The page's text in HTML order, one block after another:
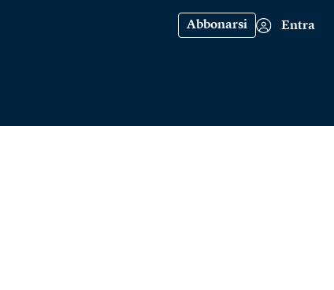
Abbonarsi Entra